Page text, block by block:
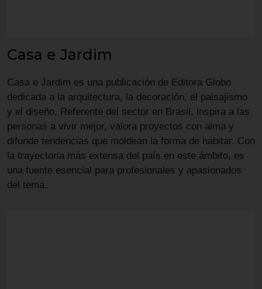
Casa e Jardim
Casa e Jardim es una publicación de Editora Globo
dedicada a la arquitectura, la decoración, el paisajismo
y el diseño. Referente del sector en Brasil, inspira a las
personas a vivir mejor, valora proyectos con alma y
difunde tendencias que moldean la forma de habitar. Con
la trayectoria más extensa del país en este ámbito, es
una fuente esencial para profesionales y apasionados
del tema.